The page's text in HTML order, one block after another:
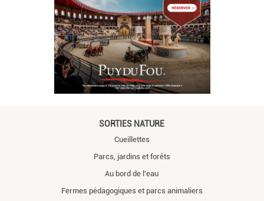
SORTIES NATURE
Cueillettes
Parcs, jardins et forêts
Au bord de l'eau
Fermes pédagogiques et parcs animaliers